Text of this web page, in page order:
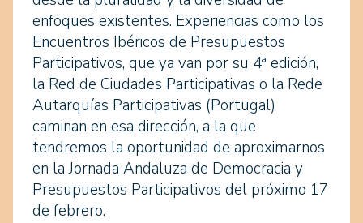
enfoques existentes. Experiencias como los
Encuentros Ibéricos de Presupuestos
Participativos, que ya van por su 4ª edición,
la Red de Ciudades Participativas o la Rede
Autarquías Participativas (Portugal)
caminan en esa dirección, a la que
tendremos la oportunidad de aproximarnos
en la Jornada Andaluza de Democracia y
Presupuestos Participativos del próximo 17
de febrero.